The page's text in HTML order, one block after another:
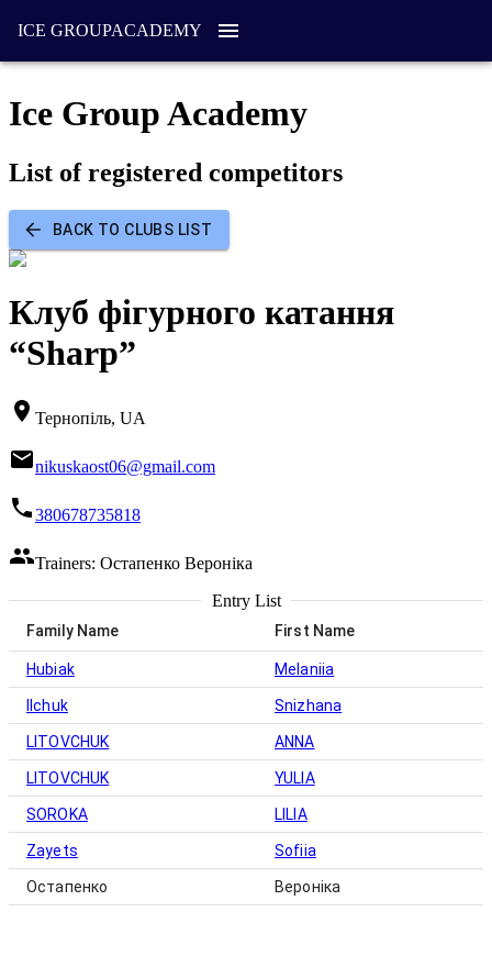
ICE GROUPACADEMY
Ice Group Academy
List of registered competitors
BACK TO CLUBS LIST
Клуб фігурного катання
“Sharp”
Тернопіль, UA
nikuskaost06@gmail.com
380678735818
Trainers: Остапенко Вероніка
Entry List
Family Name First Name
Hubiak Melaniia
Ilchuk Snizhana
LITOVCHUK ANNA
LITOVCHUK YULIA
SOROKA LILIA
Zayets Sofiia
Остапенко Вероніка